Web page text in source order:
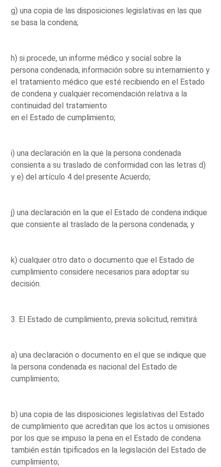
g) una copia de las disposiciones legislativas en las que
se basa la condena;
h) si procede, un informe médico y social sobre la
persona condenada, información sobre su internamiento y
el tratamiento médico que esté recibiendo en el Estado
de condena y cualquier recomendación relativa a la
continuidad del tratamiento
en el Estado de cumplimiento;
i) una declaración en la que la persona condenada
consienta a su traslado de conformidad con las letras d)
y e) del artículo 4 del presente Acuerdo;
j) una declaración en la que el Estado de condena indique
que consiente al traslado de la persona condenada; y
k) cualquier otro dato o documento que el Estado de
cumplimiento considere necesarios para adoptar su
decisión.
3. El Estado de cumplimiento, previa solicitud, remitirá:
a) una declaración o documento en el que se indique que
la persona condenada es nacional del Estado de
cumplimiento;
b) una copia de las disposiciones legislativas del Estado
de cumplimiento que acreditan que los actos u omisiones
por los que se impuso la pena en el Estado de condena
también están tipificados en la legislación del Estado de
cumplimiento;